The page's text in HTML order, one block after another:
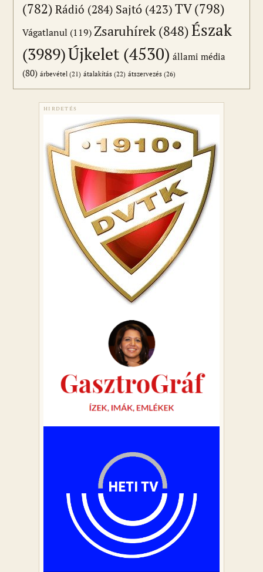
(782) Rádió (284) Sajtó (423)TV(798)
Vágatlanul (119)Zsaruhírek(848)Észak
(3989)Újkelet (4530) állami média
(80) árbevétel (21) átalakítás (22) átszervezés (26)
HIRDETÉS